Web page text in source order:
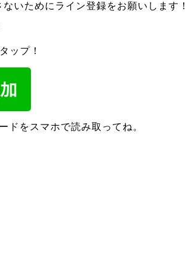
いためにライン登録をお願いします！
ップ！
ドをスマホで読み取ってね。